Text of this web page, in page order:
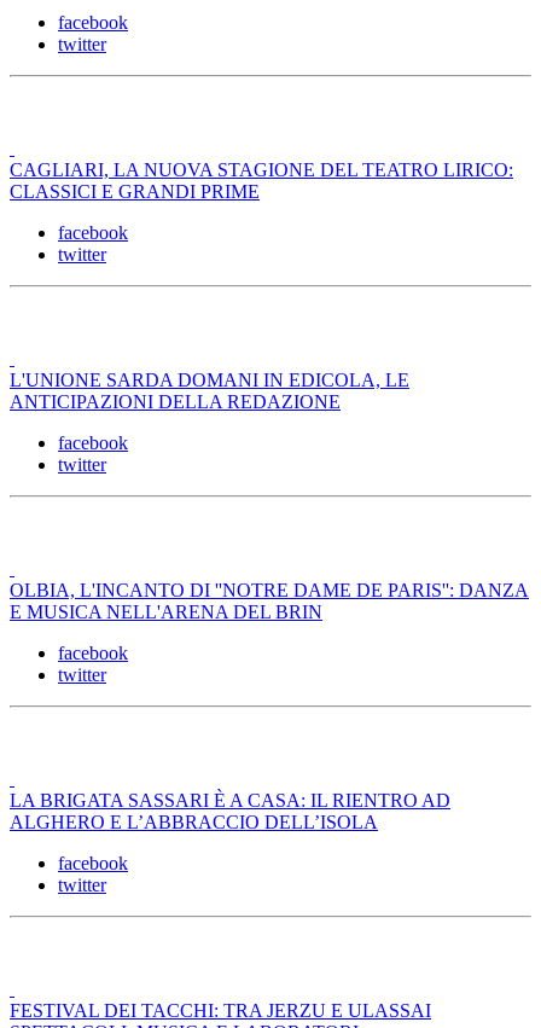
facebook
twitter
CAGLIARI, LA NUOVA STAGIONE DEL TEATRO LIRICO:
CLASSICI E GRANDI PRIME
facebook
twitter
L'UNIONE SARDA DOMANI IN EDICOLA, LE
ANTICIPAZIONI DELLA REDAZIONE
facebook
twitter
OLBIA, L'INCANTO DI ''NOTRE DAME DE PARIS'': DANZA
E MUSICA NELL'ARENA DEL BRIN
facebook
twitter
LA BRIGATA SASSARI È A CASA: IL RIENTRO AD
ALGHERO E L’ABBRACCIO DELL’ISOLA
facebook
twitter
FESTIVAL DEI TACCHI: TRA JERZU E ULASSAI